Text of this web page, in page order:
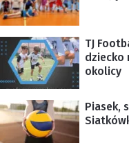
TJ
dziecko
okolicy
Piasek,